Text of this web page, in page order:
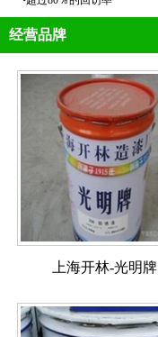
经营品牌
上海开林-光明牌